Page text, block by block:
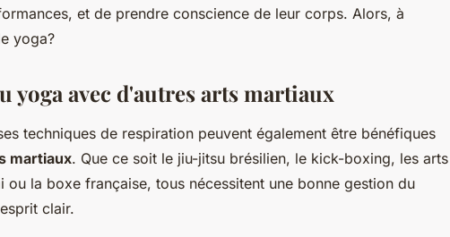
et de prendre conscience de leur corps. Alors, à
yoga?
yoga avec d'autres arts martiaux
techniques de respiration peuvent également être bénéfiques
martiaux. Que ce soit le jiu-jitsu brésilien, le kick-boxing, les arts
ou la boxe française, tous nécessitent une bonne gestion du
clair.